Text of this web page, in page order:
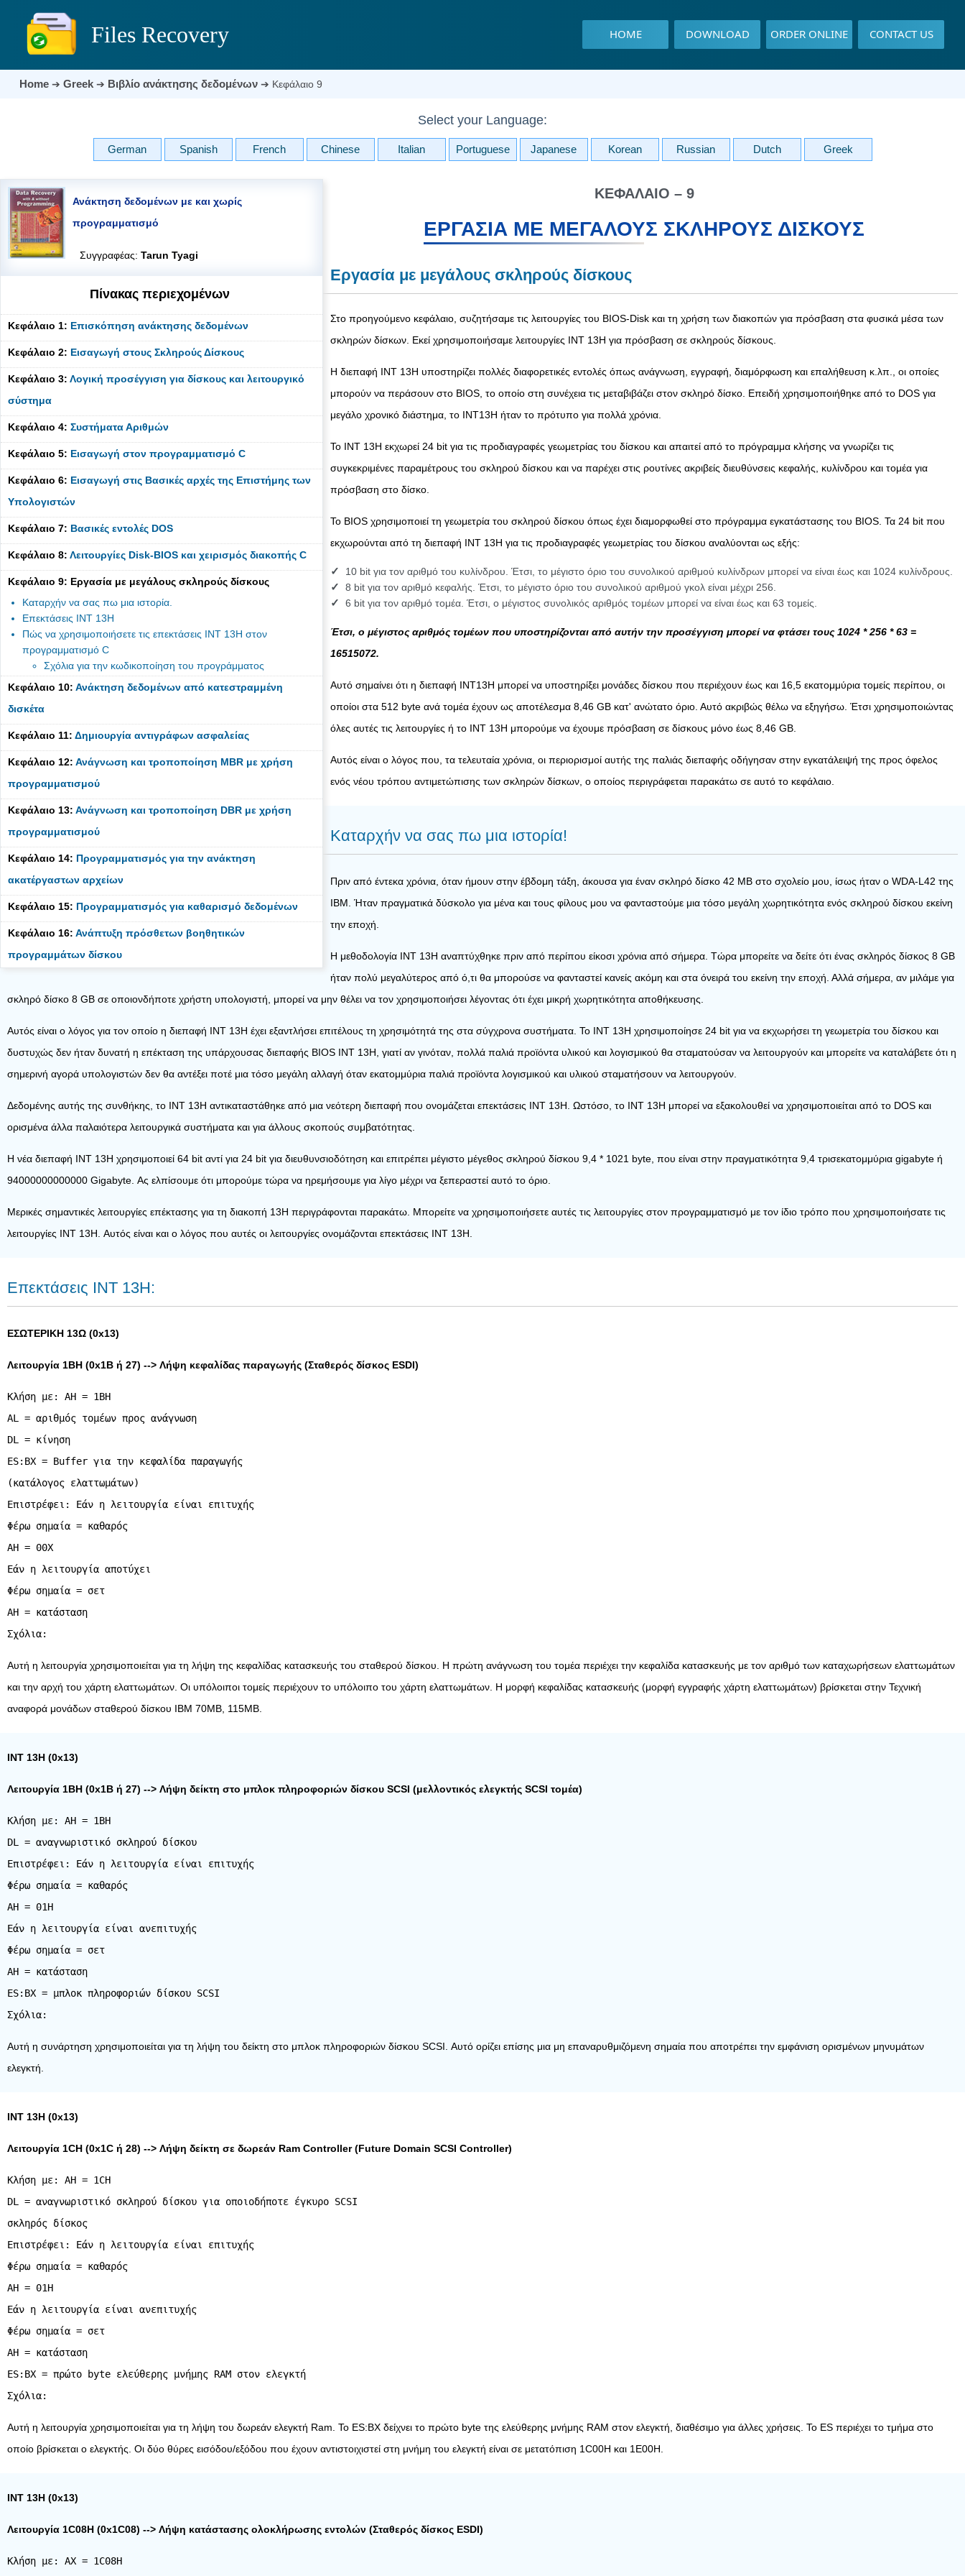
Files Recovery HOME DOWNLOAD ORDER ONLINE CONTACT US
Home➔ Greek ➔ Βιβλίο ανάκτησης δεδομένων➔ Κεφάλαιο 9
Select your Language:
German Spanish French Chinese Italian Portuguese Japanese Korean Russian Dutch Greek
Ανάκτηση δεδομένων με και χωρίς
προγραμματισμό
Συγγραφέας: Tarun Tyagi
Πίνακας περιεχομένων
Κεφάλαιο 1: Επισκόπηση ανάκτησης δεδομένων
Κεφάλαιο 2: Εισαγωγή στους Σκληρούς Δίσκους
Κεφάλαιο 3: Λογική προσέγγιση για δίσκους και λειτουργικό
σύστημα
Κεφάλαιο 4: Συστήματα Αριθμών
Κεφάλαιο 5: Εισαγωγή στον προγραμματισμό C
Κεφάλαιο 6: Εισαγωγή στις Βασικές αρχές της Επιστήμης των
Υπολογιστών
Κεφάλαιο 7: Βασικές εντολές DOS
Κεφάλαιο 8: Λειτουργίες Disk-BIOS και χειρισμός διακοπής C
Κεφάλαιο 9: Εργασία με μεγάλους σκληρούς δίσκους
Καταρχήν να σας πω μια ιστορία.
Επεκτάσεις INT 13H
Πώς να χρησιμοποιήσετε τις επεκτάσεις INT 13H στον
προγραμματισμό C
Σχόλια για την κωδικοποίηση του προγράμματος
Κεφάλαιο 10: Ανάκτηση δεδομένων από κατεστραμμένη
δισκέτα
Κεφάλαιο 11: Δημιουργία αντιγράφων ασφαλείας
Κεφάλαιο 12: Ανάγνωση και τροποποίηση MBR με χρήση
προγραμματισμού
Κεφάλαιο 13: Ανάγνωση και τροποποίηση DBR με χρήση
προγραμματισμού
Κεφάλαιο 14: Προγραμματισμός για την ανάκτηση
ακατέργαστων αρχείων
Κεφάλαιο 15: Προγραμματισμός για καθαρισμό δεδομένων
Κεφάλαιο 16: Ανάπτυξη πρόσθετων βοηθητικών
προγραμμάτων δίσκου
ΚΕΦΆΛΑΙΟ – 9
ΕΡΓΑΣΊΑ ΜΕ ΜΕΓΆΛΟΥΣ ΣΚΛΗΡΟΎΣ ΔΊΣΚΟΥΣ
Εργασία με μεγάλους σκληρούς δίσκους
Στο προηγούμενο κεφάλαιο, συζητήσαμε τις λειτουργίες του BIOS-Disk και τη χρήση των διακοπών για πρόσβαση στα φυσικά μέσα των
σκληρών δίσκων. Εκεί χρησιμοποιήσαμε λειτουργίες INT 13H για πρόσβαση σε σκληρούς δίσκους.
Η διεπαφή INT 13H υποστηρίζει πολλές διαφορετικές εντολές όπως ανάγνωση, εγγραφή, διαμόρφωση και επαλήθευση κ.λπ., οι οποίες
μπορούν να περάσουν στο BIOS, το οποίο στη συνέχεια τις μεταβιβάζει στον σκληρό δίσκο. Επειδή χρησιμοποιήθηκε από το DOS για
μεγάλο χρονικό διάστημα, το INT13H ήταν το πρότυπο για πολλά χρόνια.
Το INT 13H εκχωρεί 24 bit για τις προδιαγραφές γεωμετρίας του δίσκου και απαιτεί από το πρόγραμμα κλήσης να γνωρίζει τις
συγκεκριμένες παραμέτρους του σκληρού δίσκου και να παρέχει στις ρουτίνες ακριβείς διευθύνσεις κεφαλής, κυλίνδρου και τομέα για
πρόσβαση στο δίσκο.
Το BIOS χρησιμοποιεί τη γεωμετρία του σκληρού δίσκου όπως έχει διαμορφωθεί στο πρόγραμμα εγκατάστασης του BIOS. Τα 24 bit που
εκχωρούνται από τη διεπαφή INT 13H για τις προδιαγραφές γεωμετρίας του δίσκου αναλύονται ως εξής:
10 bit για τον αριθμό του κυλίνδρου. Έτσι, το μέγιστο όριο του συνολικού αριθμού κυλίνδρων μπορεί να είναι έως και 1024 κυλίνδρους.
8 bit για τον αριθμό κεφαλής. Έτσι, το μέγιστο όριο του συνολικού αριθμού γκολ είναι μέχρι 256.
6 bit για τον αριθμό τομέα. Έτσι, ο μέγιστος συνολικός αριθμός τομέων μπορεί να είναι έως και 63 τομείς.
Έτσι, ο μέγιστος αριθμός τομέων που υποστηρίζονται από αυτήν την προσέγγιση μπορεί να φτάσει τους 1024 * 256 * 63 =
16515072.
Αυτό σημαίνει ότι η διεπαφή INT13H μπορεί να υποστηρίξει μονάδες δίσκου που περιέχουν έως και 16,5 εκατομμύρια τομείς περίπου, οι
οποίοι στα 512 byte ανά τομέα έχουν ως αποτέλεσμα 8,46 GB κατ' ανώτατο όριο. Αυτό ακριβώς θέλω να εξηγήσω. Έτσι χρησιμοποιώντας
όλες αυτές τις λειτουργίες ή το INT 13H μπορούμε να έχουμε πρόσβαση σε δίσκους μόνο έως 8,46 GB.
Αυτός είναι ο λόγος που, τα τελευταία χρόνια, οι περιορισμοί αυτής της παλιάς διεπαφής οδήγησαν στην εγκατάλειψή της προς όφελος
ενός νέου τρόπου αντιμετώπισης των σκληρών δίσκων, ο οποίος περιγράφεται παρακάτω σε αυτό το κεφάλαιο.
Καταρχήν να σας πω μια ιστορία!
Πριν από έντεκα χρόνια, όταν ήμουν στην έβδομη τάξη, άκουσα για έναν σκληρό δίσκο 42 MB στο σχολείο μου, ίσως ήταν ο WDA-L42 της
IBM. Ήταν πραγματικά δύσκολο για μένα και τους φίλους μου να φανταστούμε μια τόσο μεγάλη χωρητικότητα ενός σκληρού δίσκου εκείνη
την εποχή.
Η μεθοδολογία INT 13H αναπτύχθηκε πριν από περίπου είκοσι χρόνια από σήμερα. Τώρα μπορείτε να δείτε ότι ένας σκληρός δίσκος 8 GB
ήταν πολύ μεγαλύτερος από ό,τι θα μπορούσε να φανταστεί κανείς ακόμη και στα όνειρά του εκείνη την εποχή. Αλλά σήμερα, αν μιλάμε για
σκληρό δίσκο 8 GB σε οποιονδήποτε χρήστη υπολογιστή, μπορεί να μην θέλει να τον χρησιμοποιήσει λέγοντας ότι έχει μικρή χωρητικότητα αποθήκευσης.
Αυτός είναι ο λόγος για τον οποίο η διεπαφή INT 13H έχει εξαντλήσει επιτέλους τη χρησιμότητά της στα σύγχρονα συστήματα. Το INT 13H χρησιμοποίησε 24 bit για να εκχωρήσει τη γεωμετρία του δίσκου και
δυστυχώς δεν ήταν δυνατή η επέκταση της υπάρχουσας διεπαφής BIOS INT 13H, γιατί αν γινόταν, πολλά παλιά προϊόντα υλικού και λογισμικού θα σταματούσαν να λειτουργούν και μπορείτε να καταλάβετε ότι η
σημερινή αγορά υπολογιστών δεν θα αντέξει ποτέ μια τόσο μεγάλη αλλαγή όταν εκατομμύρια παλιά προϊόντα λογισμικού και υλικού σταματήσουν να λειτουργούν.
Δεδομένης αυτής της συνθήκης, το INT 13H αντικαταστάθηκε από μια νεότερη διεπαφή που ονομάζεται επεκτάσεις INT 13H. Ωστόσο, το INT 13H μπορεί να εξακολουθεί να χρησιμοποιείται από το DOS και
ορισμένα άλλα παλαιότερα λειτουργικά συστήματα και για άλλους σκοπούς συμβατότητας.
Η νέα διεπαφή INT 13H χρησιμοποιεί 64 bit αντί για 24 bit για διευθυνσιοδότηση και επιτρέπει μέγιστο μέγεθος σκληρού δίσκου 9,4 * 1021 byte, που είναι στην πραγματικότητα 9,4 τρισεκατομμύρια gigabyte ή
94000000000000 Gigabyte. Ας ελπίσουμε ότι μπορούμε τώρα να ηρεμήσουμε για λίγο μέχρι να ξεπεραστεί αυτό το όριο.
Μερικές σημαντικές λειτουργίες επέκτασης για τη διακοπή 13H περιγράφονται παρακάτω. Μπορείτε να χρησιμοποιήσετε αυτές τις λειτουργίες στον προγραμματισμό με τον ίδιο τρόπο που χρησιμοποιήσατε τις
λειτουργίες INT 13H. Αυτός είναι και ο λόγος που αυτές οι λειτουργίες ονομάζονται επεκτάσεις INT 13H.
Επεκτάσεις INT 13H:
ΕΣΩΤΕΡΙΚΗ 13Ω (0x13)
Λειτουργία 1BH (0x1B ή 27) --> Λήψη κεφαλίδας παραγωγής (Σταθερός δίσκος ESDI)
Κλήση με: AH = 1BH
AL = αριθμός τομέων προς ανάγνωση
DL = κίνηση
ES:BX = Buffer για την κεφαλίδα παραγωγής
(κατάλογος ελαττωμάτων)
Επιστρέφει: Εάν η λειτουργία είναι επιτυχής
Φέρω σημαία = καθαρός
AH = 00X
Εάν η λειτουργία αποτύχει
Φέρω σημαία = σετ
AH = κατάσταση
Αυτή η λειτουργία χρησιμοποιείται για τη λήψη της κεφαλίδας κατασκευής του σταθερού δίσκου. Η πρώτη ανάγνωση του τομέα περιέχει την κεφαλίδα κατασκευής με τον αριθμό των καταχωρήσεων ελαττωμάτων
και την αρχή του χάρτη ελαττωμάτων. Οι υπόλοιποι τομείς περιέχουν το υπόλοιπο του χάρτη ελαττωμάτων. Η μορφή κεφαλίδας κατασκευής (μορφή εγγραφής χάρτη ελαττωμάτων) βρίσκεται στην Τεχνική
αναφορά μονάδων σταθερού δίσκου IBM 70MB, 115MB.
INT 13H (0x13)
Λειτουργία 1BH (0x1B ή 27) --> Λήψη δείκτη στο μπλοκ πληροφοριών δίσκου SCSI (μελλοντικός ελεγκτής SCSI τομέα)
Κλήση με: AH = 1BH
DL = αναγνωριστικό σκληρού δίσκου
Επιστρέφει: Εάν η λειτουργία είναι επιτυχής
Φέρω σημαία = καθαρός
AH = 01H
Εάν η λειτουργία είναι ανεπιτυχής
Φέρω σημαία = σετ
AH = κατάσταση
ES:BX = μπλοκ πληροφοριών δίσκου SCSI
Αυτή η συνάρτηση χρησιμοποιείται για τη λήψη του δείκτη στο μπλοκ πληροφοριών δίσκου SCSI. Αυτό ορίζει επίσης μια μη επαναρυθμιζόμενη σημαία που αποτρέπει την εμφάνιση ορισμένων μηνυμάτων
ελεγκτή.
INT 13H (0x13)
Λειτουργία 1CH (0x1C ή 28) --> Λήψη δείκτη σε δωρεάν Ram Controller (Future Domain SCSI Controller)
Κλήση με: AH = 1CH
DL = αναγνωριστικό σκληρού δίσκου για οποιοδήποτε έγκυρο SCSI
σκληρός δίσκος
Επιστρέφει: Εάν η λειτουργία είναι επιτυχής
Φέρω σημαία = καθαρός
AH = 01H
Εάν η λειτουργία είναι ανεπιτυχής
Φέρω σημαία = σετ
AH = κατάσταση
ES:BX = πρώτο byte ελεύθερης μνήμης RAM στον ελεγκτή
Αυτή η λειτουργία χρησιμοποιείται για τη λήψη του δωρεάν ελεγκτή Ram. Το ES:BX δείχνει το πρώτο byte της ελεύθερης μνήμης RAM στον ελεγκτή, διαθέσιμο για άλλες χρήσεις. Το ES περιέχει το τμήμα στο
οποίο βρίσκεται ο ελεγκτής. Οι δύο θύρες εισόδου/εξόδου που έχουν αντιστοιχιστεί στη μνήμη του ελεγκτή είναι σε μετατόπιση 1C00H και 1E00H.
INT 13H (0x13)
Λειτουργία 1C08H (0x1C08) --> Λήψη κατάστασης ολοκλήρωσης εντολών (Σταθερός δίσκος ESDI)
Κλήση με: AX = 1C08H